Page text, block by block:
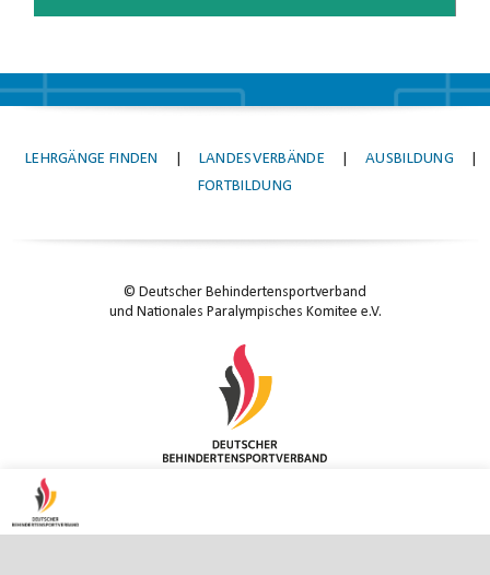
LEHRGÄNGE FINDEN LANDESVERBÄNDE AUSBILDUNG
FORTBILDUNG
© Deutscher Behindertensportverband
und Nationales Paralympisches Komitee e.V.